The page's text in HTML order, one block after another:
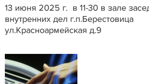
13 июня 2025 г. в 11-30 в зале
внутренних дел г.п.Берестовица
ул.Красноармейская д.9